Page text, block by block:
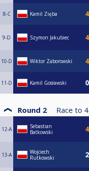
8-C Kamil Zięba
9-D Szymon Jakubiec
10-D Wiktor Zaborowski
11-D Kamil Gosławski
Round 2 Race to 4
12-A
Sebastian
Batkowski
13-A
Wojciech
Rutkowski